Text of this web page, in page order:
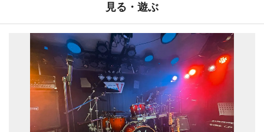
見る・遊ぶ